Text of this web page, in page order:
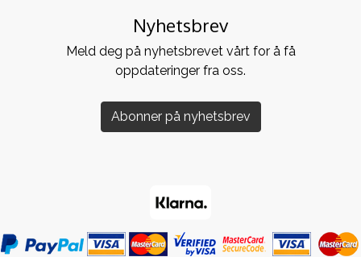
Nyhetsbrev
Meld deg på nyhetsbrevet vårt for å få
oppdateringer fra oss.
Abonner på nyhetsbrev